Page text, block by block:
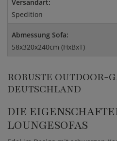
Versandart:
Spedition
Abmessung Sofa:
58x320x240cm (HxBxT)
ROBUSTE OUTDOOR-
DEUTSCHLAND
DIE
LOUNGESOFAS